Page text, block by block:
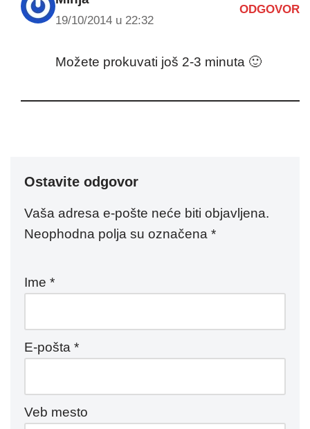
19/10/2014 u 22:32
ODGOVOR
Možete prokuvati još 2-3 minuta 🙂
Ostavite odgovor
Vaša adresa e-pošte neće biti objavljena.
Neophodna polja su označena *
Ime *
E-pošta *
Veb mesto